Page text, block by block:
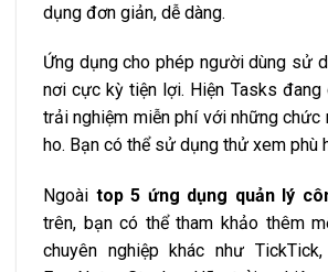
dụng đơn giản, dễ dàng.
Ứng dụng cho phép người dùng sử
nơi cực kỳ tiện lợi. Hiện Tasks đang
trải nghiệm miễn phí với những chức
ho. Bạn có thể sử dụng thử xem phù
Ngoài top 5 ứng dụng quản lý
trên, bạn có thể tham khảo thêm
chuyên nghiệp khác như